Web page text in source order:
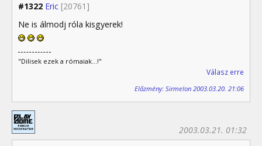
#1322 Eric [20761]
Ne is álmodj róla kisgyerek!
"Dilisek ezek a rómaiak...!"
Válasz erre
Előzmény: Sirmelon 2003.03.20. 21:06
2003.03.21. 01:32